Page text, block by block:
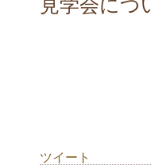
見学会につ
ツイート